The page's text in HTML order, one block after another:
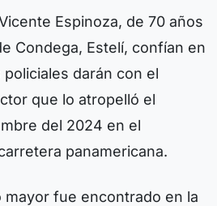
Espinoza, de 70 años
Condega, Estelí, confían en
darán con el
que lo atropelló el
del 2024 en el
panamericana.
mayor fue encontrado en la